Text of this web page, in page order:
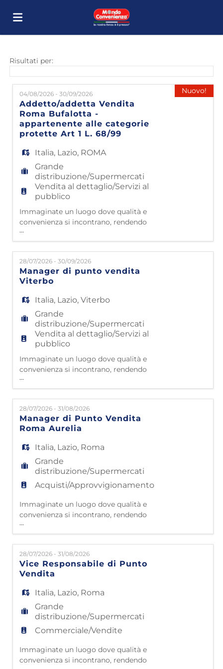
Offerte
di
lavoro
Carica
il
CV
Login
Lingua
EN
FR
DE
ES
PT
Risultati per:
04/08/2026 - 30/09/2026
Addetto/addetta Vendita
Roma Bufalotta -
appartenente alle categorie
protette Art 1 L. 68/99
Italia, Lazio, ROMA
Grande
distribuzione/Supermercati
Vendita al dettaglio/Servizi al
pubblico
Immaginate un luogo dove qualità e
convenienza si incontrano, rendendo
l'arredamento accessibile a tutti. Questo è
Mondo Convenienza! Da oltre 40 anni siamo
nelle case di milioni di famiglie italiane,
grazie a 4500 collaboratori che lavorano con
passione e dedizione. Partiti da
Civitavecchia nel 1985, oggi contiamo 50
punti vendita e 43 impianti l
...
Nuovo!
28/07/2026 - 30/09/2026
Manager di punto vendita
Viterbo
Italia, Lazio,Viterbo
Grande
distribuzione/Supermercati
Vendita al dettaglio/Servizi al
pubblico
Immaginate un luogo dove qualità e
convenienza si incontrano, rendendo
l'arredamento accessibile a tutti. Questo è
Mondo Convenienza! Da oltre 40 anni siamo
nelle case di milioni di famiglie italiane,
grazie a 4500 collaboratori che lavorano con
passione e dedizione. Partiti da
Civitavecchia nel 1985, oggi contiamo 50
punti vendita e 43 impianti lo
...
28/07/2026 - 31/08/2026
Manager di Punto Vendita
Roma Aurelia
Italia, Lazio, Roma
Grande
distribuzione/Supermercati
Acquisti/Approvvigionamento
Immaginate un luogo dove qualità e
convenienza si incontrano, rendendo
l'arredamento accessibile a tutti. Questo è
Mondo Convenienza! Da oltre 40 anni siamo
nelle case di milioni di famiglie italiane,
grazie a 4500 collaboratori che lavorano con
passione e dedizione. Partiti da
Civitavecchia nel 1985, oggi contiamo 50
punti vendita e 43 impianti lo
...
28/07/2026 - 31/08/2026
Vice Responsabile di Punto
Vendita
Italia, Lazio, Roma
Grande
distribuzione/Supermercati
Commerciale/Vendite
Immaginate un luogo dove qualità e
convenienza si incontrano, rendendo